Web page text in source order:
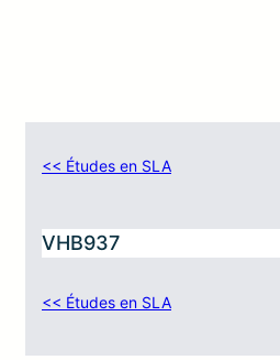
<< Études en SLA
VHB937
<< Études en SLA